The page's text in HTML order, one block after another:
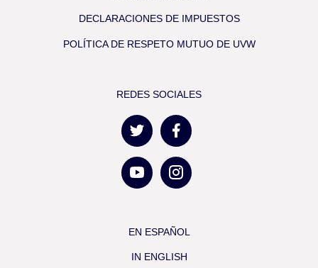
DECLARACIONES DE IMPUESTOS
POLÍTICA DE RESPETO MUTUO DE UVW
REDES SOCIALES
EN ESPAÑOL
IN ENGLISH